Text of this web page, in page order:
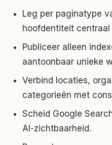
Leg per paginatype
hoofdentiteit centraal
Publiceer alleen
aantoonbaar unieke
Verbind locaties,
categorieën met
Scheid Google
AI-zichtbaarheid.